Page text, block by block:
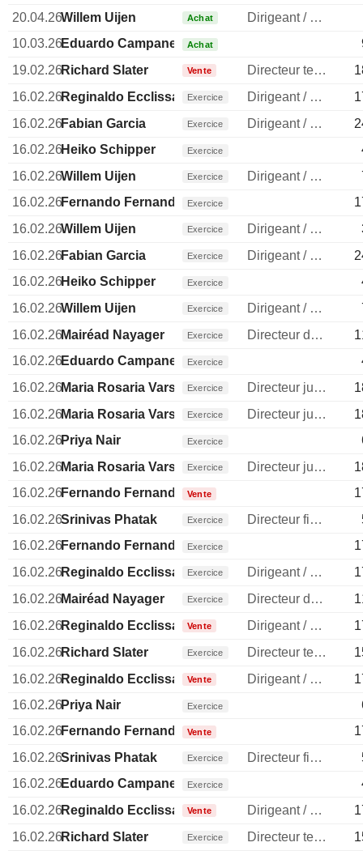
20.04.26Willem Uijen Achat
Dirigeant / cadre principal
10.03.26Eduardo CampanellaAchat
19.02.26Richard Slater Vente Directeur technique
16.02.26Reginaldo EcclissatoExercice Dirigeant / cadre principal
16.02.26Fabian Garcia Exercice Dirigeant / cadre principal
16.02.26Heiko Schipper Exercice
16.02.26Willem Uijen Exercice Dirigeant / cadre principal
16.02.26Fernando FernandezExercice
16.02.26Willem Uijen Exercice Dirigeant / cadre principal
16.02.26Fabian Garcia Exercice Dirigeant / cadre principal
16.02.26Heiko Schipper Exercice
16.02.26Willem Uijen Exercice Dirigeant / cadre principal
16.02.26Mairéad Nayager Exercice Directeur des ressources humaines
16.02.26Eduardo CampanellaExercice
16.02.26Maria Rosaria Varsellona
Exercice Directeur juridique
16.02.26Maria Rosaria Varsellona
Exercice Directeur juridique
16.02.26Priya Nair Exercice
16.02.26Maria Rosaria Varsellona
Exercice Directeur juridique
16.02.26Fernando FernandezVente
16.02.26Srinivas Phatak Exercice Directeur financier
16.02.26Fernando FernandezExercice
16.02.26Reginaldo EcclissatoExercice Dirigeant / cadre principal
16.02.26Mairéad Nayager Exercice Directeur des ressources humaines
16.02.26Reginaldo EcclissatoVente Dirigeant / cadre principal
16.02.26Richard Slater Exercice Directeur technique
16.02.26Reginaldo EcclissatoVente Dirigeant / cadre principal
16.02.26Priya Nair Exercice
16.02.26Fernando FernandezVente
16.02.26Srinivas Phatak Exercice Directeur financier
16.02.26Eduardo CampanellaExercice
16.02.26Reginaldo EcclissatoVente Dirigeant / cadre principal
16.02.26Richard Slater Exercice Directeur technique